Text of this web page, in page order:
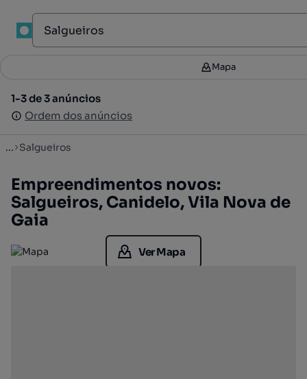
Filtros
1-3 de 3 anúncios
Ordem dos anúncios
Mapa
1-3 de 3 anúncios
Ordem dos anúncios
... Salgueiros
Empreendimentos novos:
Salgueiros, Canidelo, Vila Nova de
Gaia
Ver Mapa